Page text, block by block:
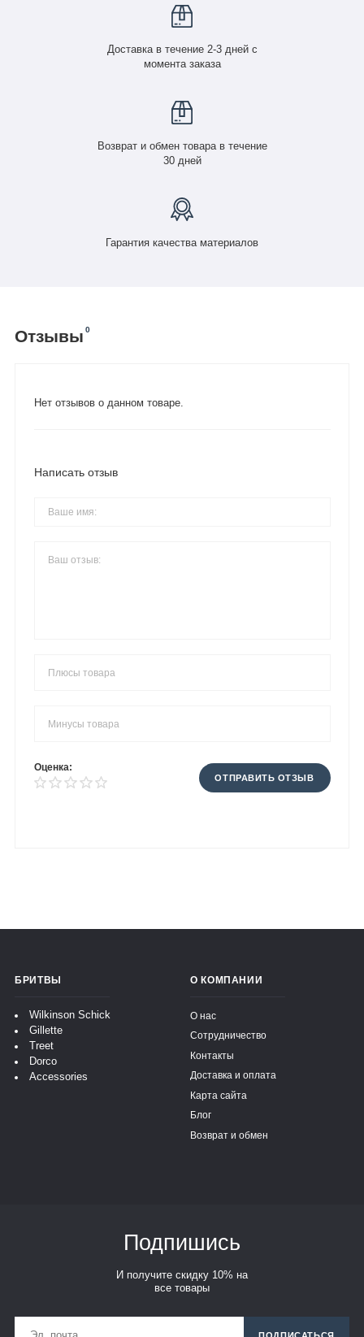
Доставка в течение 2-3 дней с
момента заказа
Возврат и обмен товара в течение
30 дней
Гарантия качества материалов
Отзывы 0
Нет отзывов о данном товаре.
Написать отзыв
Оценка:
ОТПРАВИТЬ ОТЗЫВ
БРИТВЫ
Wilkinson Schick
Gillette
Treet
Dorco
Accessories
О КОМПАНИИ
О нас
Сотрудничество
Контакты
Доставка и оплата
Карта сайта
Блог
Возврат и обмен
Подпишись
И получите скидку 10% на
все товары
ПОДПИСАТЬСЯ